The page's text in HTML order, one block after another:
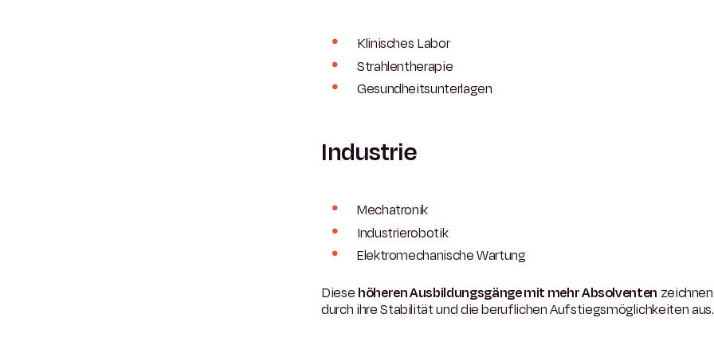
Klinisches Labor
Strahlentherapie
Gesundheitsunterlagen
Industrie
Mechatronik
Industrierobotik
Elektromechanische Wartung
Diese höheren Ausbildungsgänge mit mehr Absolventen
durch ihre Stabilität und die beruflichen Aufstiegsmöglichkeiten aus.